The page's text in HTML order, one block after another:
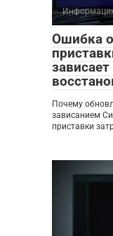
Ошибка
Почему
зависанием
приставки